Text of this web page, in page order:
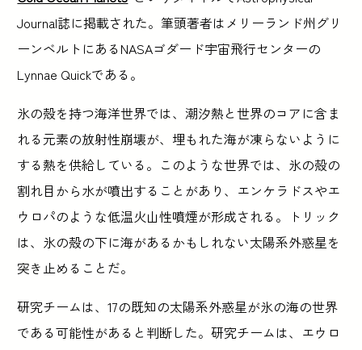
Journal誌に掲載された。筆頭著者はメリーランド州グリ
ーンベルトにあるNASAゴダード宇宙飛行センターの
Lynnae Quickである。
氷の殻を持つ海洋世界では、潮汐熱と世界のコアに含ま
れる元素の放射性崩壊が、埋もれた海が凍らないように
する熱を供給している。このような世界では、氷の殻の
割れ目から水が噴出することがあり、エンケラドスやエ
ウロパのような低温火山性噴煙が形成される。トリック
は、氷の殻の下に海があるかもしれない太陽系外惑星を
突き止めることだ。
研究チームは、17の既知の太陽系外惑星が氷の海の世界
である可能性があると判断した。研究チームは、エウロ